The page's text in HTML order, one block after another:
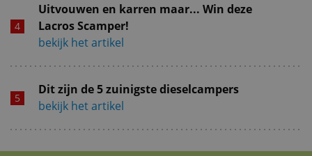
Uitvouwen en karren maar... Win deze
Lacros Scamper!
bekijk het artikel
Dit zijn de 5 zuinigste dieselcampers
bekijk het artikel